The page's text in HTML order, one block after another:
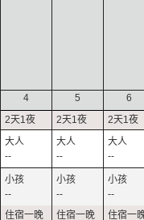
4
--
--
5
--
--
6
--
--